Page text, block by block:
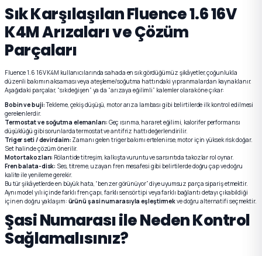
Sık Karşılaşılan Fluence 1.6 16V
K4M Arızaları ve Çözüm
Parçaları
Fluence 1.6 16V K4M kullanıcılarında sahada en sık gördüğümüz şikâyetler, çoğunlukla
düzenli bakımın aksaması veya ateşleme/soğutma hattındaki yıpranmalardan kaynaklanır.
Aşağıdaki parçalar, “sık değişen” ya da “arızaya eğilimli” kalemler olarak öne çıkar:
Bobin ve buji:Tekleme, çekiş düşüşü, motor arıza lambası gibi belirtilerde ilk kontrol edilmesi
gerekenlerdir.
Termostat ve soğutma elemanları: Geç ısınma, hararet eğilimi, kalorifer performansı
düşüklüğü gibi sorunlarda termostat ve antifriz hattı değerlendirilir.
Triger seti / devirdaim: Zamanı gelen triger bakımı ertelenirse, motor için yüksek risk doğar.
Set halinde çözüm önerilir.
Motor takozları: Rölantide titreşim, kalkışta vuruntu ve sarsıntıda takozlar rol oynar.
Fren balata-disk: Ses, titreme, uzayan fren mesafesi gibi belirtilerde doğru çap ve doğru
kalite ile yenileme gerekir.
Bu tür şikâyetlerde en büyük hata, “benzer görünüyor” diye uyumsuz parça sipariş etmektir.
Aynı model yılı içinde farklı fren çapı, farklı sensör tipi veya farklı bağlantı detayı çıkabildiği
için en doğru yaklaşım: ürünü şasi numarasıyla eşleştirmekve doğru alternatifi seçmektir.
Şasi Numarası ile Neden Kontrol
Sağlamalısınız?